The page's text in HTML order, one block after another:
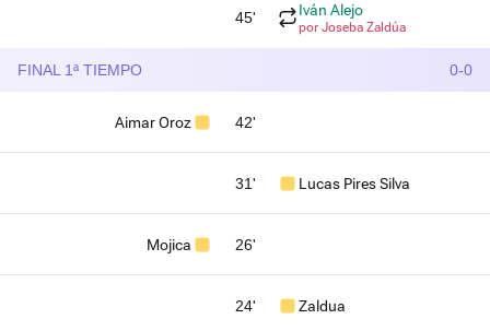
45' Iván Alejo
por Joseba Zaldúa
FINAL 1ª TIEMPO 0-0
Aimar Oroz 42'
31' Lucas Pires Silva
Mojica 26'
24' Zaldua